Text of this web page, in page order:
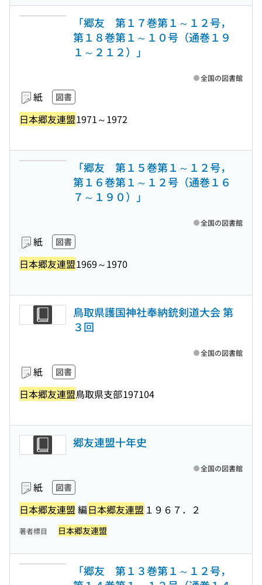
「郷友 第１７巻第１～１２号，
第１８巻第１～１０号（通巻１９
１～２１２）」
紙 図書
日本郷友連盟1971～1972
全国の図書館
「郷友 第１５巻第１～１２号，
第１６巻第１～１２号（通巻１６
７～１９０）」
紙 図書
日本郷友連盟1969～1970
全国の図書館
鳥取県護国神社奉納銃剣道大会 第
３回
紙 図書
日本郷友連盟鳥取県支部197104
全国の図書館
郷友連盟十年史
紙 図書
日本郷友連盟 編日本郷友連盟 １９６７．２
全国の図書館
著者標目 日本郷友連盟
「郷友 第１３巻第１～１２号，